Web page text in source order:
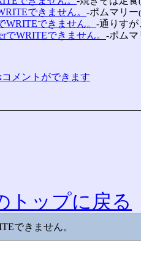
できません。 -ポムマリー
WRITEできません。 -通りすが
でWRITEできません。 -ポムマ
コメントができます
トップに戻る
できません。